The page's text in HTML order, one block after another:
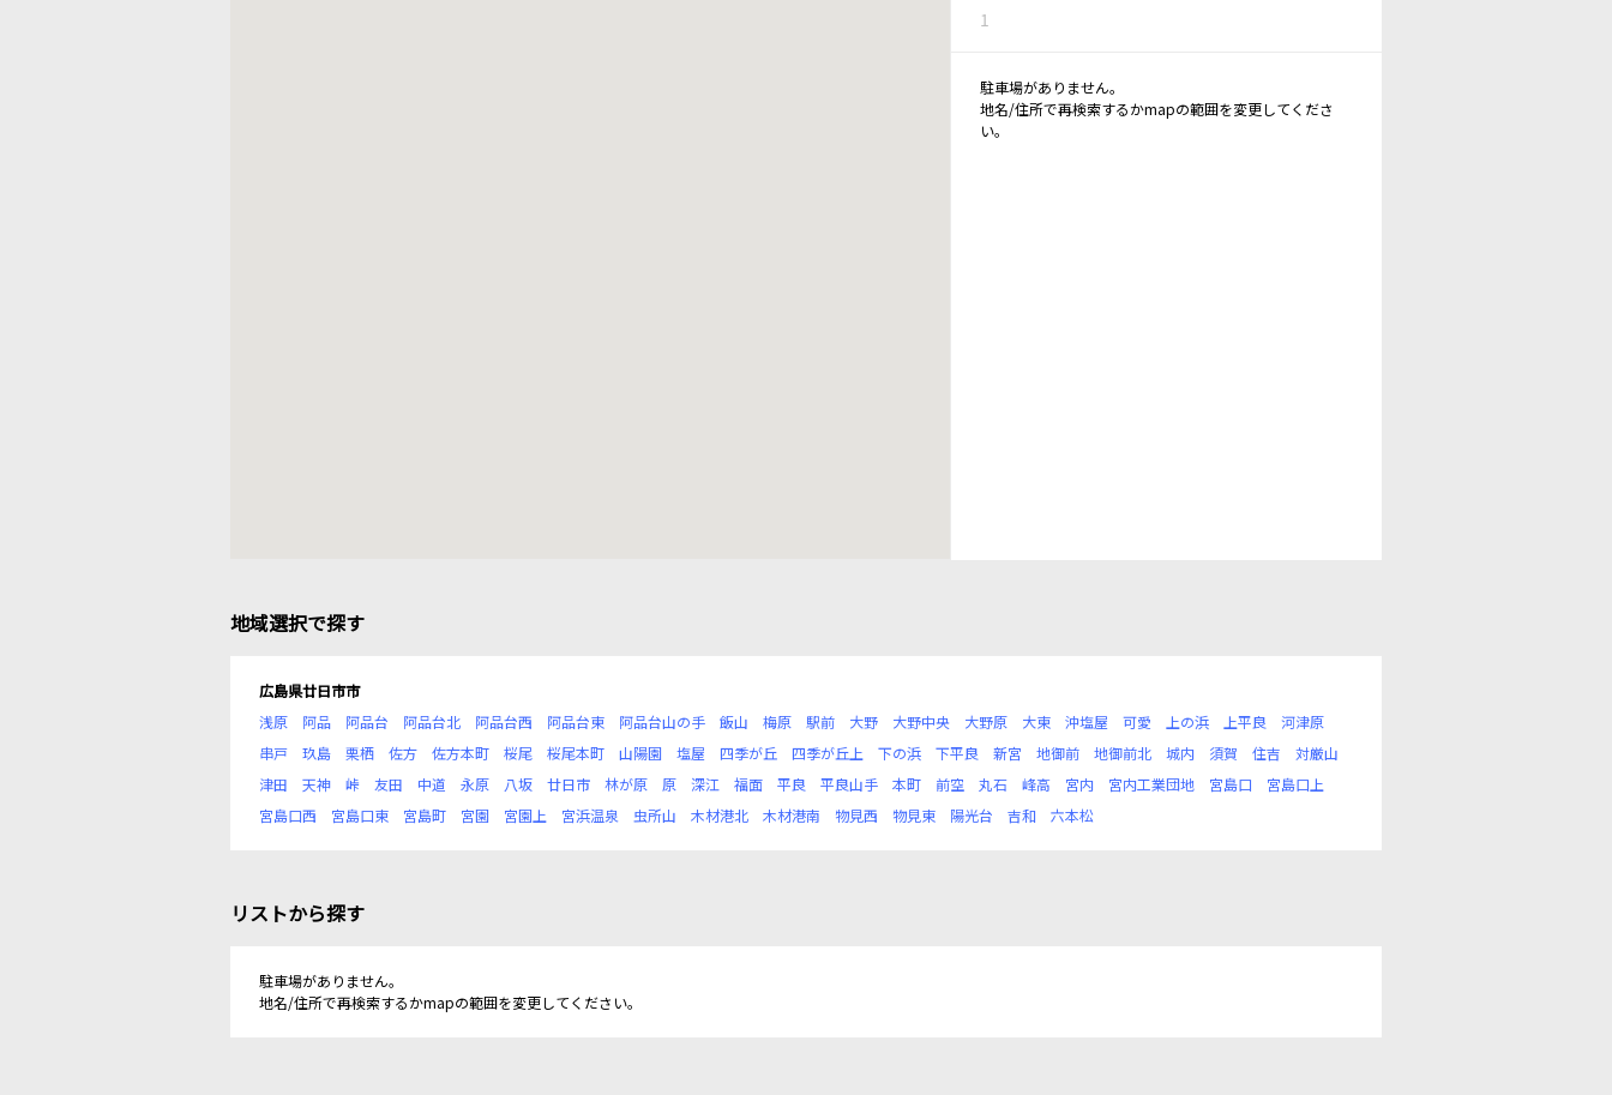
1
駐車場がありません。
地名/住所で再検索するかmapの範囲を変更してくださ
い。
地域選択で探す
広島県廿日市市
浅原
阿品 阿品台 阿品台北 阿品台西 阿品台東 阿品台山の手 飯山 梅原 駅前 大野 大野中央 大野原 大東 沖塩屋 可愛 上の浜 上平良
河津原
串戸
玖島 栗栖 佐方 佐方本町 桜尾 桜尾本町 山陽園 塩屋 四季が丘 四季が丘上 下の浜 下平良 新宮 地御前 地御前北 城内 須賀 住吉
対厳山
津田
天神 峠 友田 中道 永原 八坂 廿日市 林が原 原 深江 福面 平良 平良山手 本町 前空 丸石 峰高 宮内 宮内工業団地 宮島口
宮島口上
宮島口西
宮島口東 宮島町 宮園 宮園上 宮浜温泉 虫所山 木材港北 木材港南 物見西 物見東 陽光台 吉和 六本松
リストから探す
駐車場がありません。
地名/住所で再検索するかmapの範囲を変更してください。